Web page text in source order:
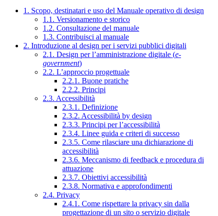
1. Scopo, destinatari e uso del Manuale operativo di design
1.1. Versionamento e storico
1.2. Consultazione del manuale
1.3. Contribuisci al manuale
2. Introduzione al design per i servizi pubblici digitali
2.1. Design per l’amministrazione digitale (e-
government)
2.2. L’approccio progettuale
2.2.1. Buone pratiche
2.2.2. Principi
2.3. Accessibilità
2.3.1. Definizione
2.3.2. Accessibilità by design
2.3.3. Principi per l’accessibilità
2.3.4. Linee guida e criteri di successo
2.3.5. Come rilasciare una dichiarazione di
accessibilità
2.3.6. Meccanismo di feedback e procedura di
attuazione
2.3.7. Obiettivi accessibilità
2.3.8. Normativa e approfondimenti
2.4. Privacy
2.4.1. Come rispettare la privacy sin dalla
progettazione di un sito o servizio digitale